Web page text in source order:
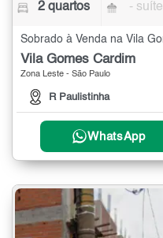
2 quartos - suíte
Vila Gomes Cardim
Zona Leste - São Paulo
R Paulistinha
WhatsApp